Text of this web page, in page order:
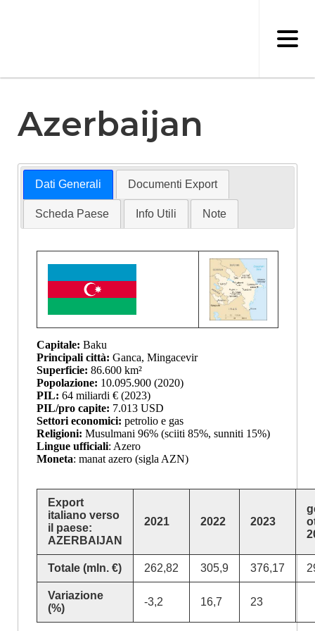
Azerbaijan
Dati Generali Documenti Export
Scheda Paese Info Utili Note
Capitale: Baku
Principali città: Ganca, Mingacevir
Superficie: 86.600 km²
Popolazione: 10.095.900 (2020)
PIL: 64 miliardi € (2023)
PIL/pro capite: 7.013 USD
Settori economici: petrolio e gas
Religioni: Musulmani 96% (sciiti 85%, sunniti 15%)
Lingue ufficiali: Azero
Moneta: manat azero (sigla AZN)
Export
italiano verso
il paese:
AZERBAIJAN
2021 2022 2023
Totale (mln. €) 262,82 305,9 376,17
Variazione
(%)
-3,2 16,7 23